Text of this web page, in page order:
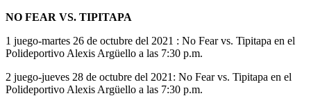
NO FEAR VS. TIPITAPA
1 juego-martes 26 de octubre del 2021 : No Fear vs. Tipitapa en el
Polideportivo Alexis Argüello a las 7:30 p.m.
2 juego-jueves 28 de octubre del 2021: No Fear vs. Tipitapa en el
Polideportivo Alexis Argüello a las 7:30 p.m.